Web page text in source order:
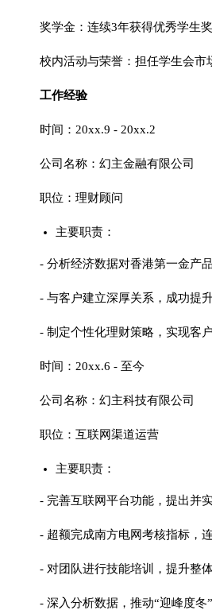
奖学金：连续3年获得优秀学生
校内活动与荣誉：担任学生会
工作经验
时间：20xx.9 - 20xx.2
公司名称：幻主金融有限公司
职位：理财顾问
主要职责：
- 分析经济数据对香港第一金产
- 与客户建立深厚关系，成功提
- 制定个性化理财策略，实现客
时间：20xx.6 - 至今
公司名称：幻主科技有限公司
职位：互联网渠道运营
主要职责：
- 完善互联网平台功能，提出并
- 超额完成南方电网考核指标，
- 对团队进行技能培训，提升整
- 深入分析数据，推动“迎峰度